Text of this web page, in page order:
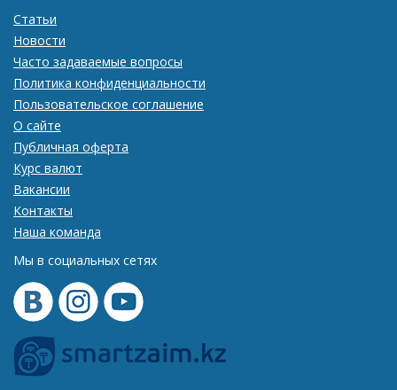
Статьи
Новости
Часто задаваемые вопросы
Политика конфиденциальности
Пользовательское соглашение
О сайте
Публичная оферта
Курс валют
Вакансии
Контакты
Наша команда
Мы в социальных сетях